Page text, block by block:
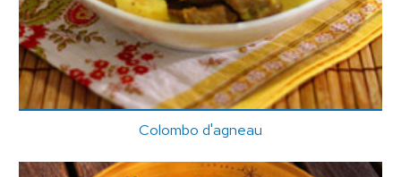
Colombo d'agneau